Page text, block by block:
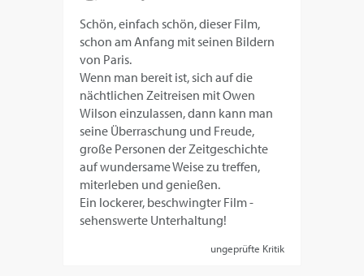
Schön, einfach schön, dieser Film,
schon am Anfang mit seinen Bildern
von Paris.
Wenn man bereit ist, sich auf die
nächtlichen Zeitreisen mit Owen
Wilson einzulassen, dann kann man
seine Überraschung und Freude,
große Personen der Zeitgeschichte
auf wundersame Weise zu treffen,
miterleben und genießen.
Ein lockerer, beschwingter Film -
sehenswerte Unterhaltung!
ungeprüfte Kritik